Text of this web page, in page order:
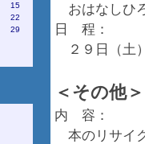
15
22
29
おはなしひ
日 程：
２９日（土
＜その他＞
内 容：
本のリサイ